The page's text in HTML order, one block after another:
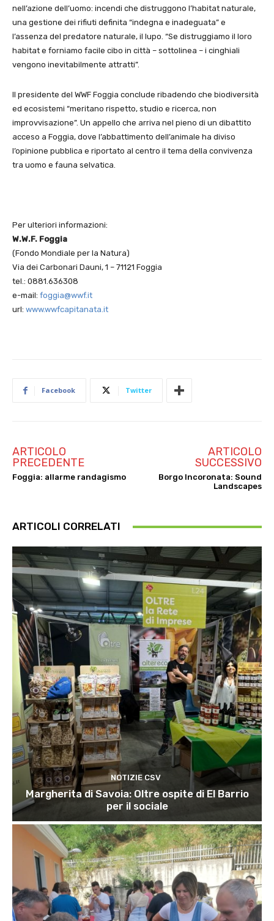
nell’azione dell’uomo: incendi che distruggono l’habitat naturale,
una gestione dei rifiuti definita “indegna e inadeguata” e
l’assenza del predatore naturale, il lupo. “Se distruggiamo il loro
habitat e forniamo facile cibo in città – sottolinea – i cinghiali
vengono inevitabilmente attratti”.
Il presidente del WWF Foggia conclude ribadendo che biodiversità
ed ecosistemi “meritano rispetto, studio e ricerca, non
improvvisazione”. Un appello che arriva nel pieno di un dibattito
acceso a Foggia, dove l’abbattimento dell’animale ha diviso
l’opinione pubblica e riportato al centro il tema della convivenza
tra uomo e fauna selvatica.
Per ulteriori informazioni:
W.W.F. Foggia
(Fondo Mondiale per la Natura)
Via dei Carbonari Dauni, 1 – 71121 Foggia
tel.: 0881.636308
e-mail: foggia@wwf.it
url: www.wwfcapitanata.it
Facebook Twitter
ARTICOLO
PRECEDENTE
Foggia: allarme randagismo
ARTICOLO
SUCCESSIVO
Borgo Incoronata: Sound
Landscapes
ARTICOLI CORRELATI
NOTIZIE CSV
Margherita di Savoia: Oltre ospite di El Barrio
per il sociale